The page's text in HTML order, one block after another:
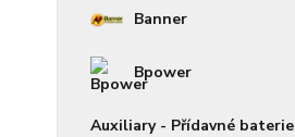
Banner
Bpower
Auxiliary - Přídavné baterie